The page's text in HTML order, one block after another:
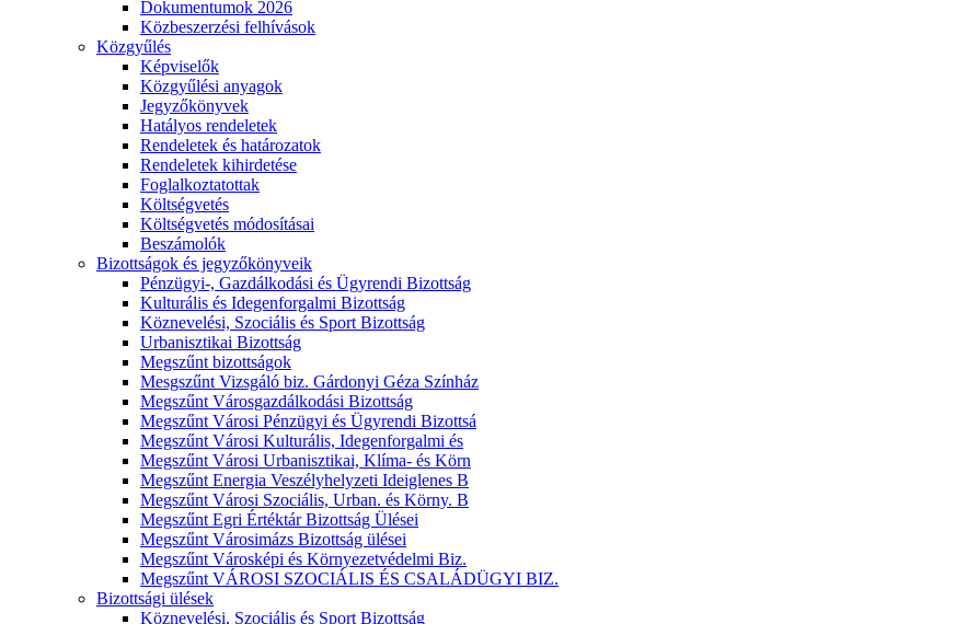
Dokumentumok 2026
Közbeszerzési felhívások
Közgyűlés
Képviselők
Közgyűlési anyagok
Jegyzőkönyvek
Hatályos rendeletek
Rendeletek és határozatok
Rendeletek kihirdetése
Foglalkoztatottak
Költségvetés
Költségvetés módosításai
Beszámolók
Bizottságok és jegyzőkönyveik
Pénzügyi-, Gazdálkodási és Ügyrendi Bizottság
Kulturális és Idegenforgalmi Bizottság
Köznevelési, Szociális és Sport Bizottság
Urbanisztikai Bizottság
Megszűnt bizottságok
Mesgszűnt Vizsgáló biz. Gárdonyi Géza Színház
Megszűnt Városgazdálkodási Bizottság
Megszűnt Városi Pénzügyi és Ügyrendi Bizottsá
Megszűnt Városi Kulturális, Idegenforgalmi és
Megszűnt Városi Urbanisztikai, Klíma- és Körn
Megszűnt Energia Veszélyhelyzeti Ideiglenes B
Megszűnt Városi Szociális, Urban. és Körny. B
Megszűnt Egri Értéktár Bizottság Ülései
Megszűnt Városimázs Bizottság ülései
Megszűnt Városképi és Környezetvédelmi Biz.
Megszűnt VÁROSI SZOCIÁLIS ÉS CSALÁDÜGYI BIZ.
Bizottsági ülések
Köznevelési, Szociális és Sport Bizottság